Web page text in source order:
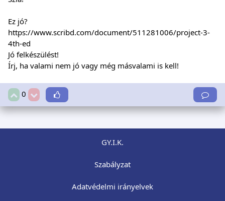
Ez jó?
https://www.scribd.com/document/511281006/project-3-
4th-ed
Jó felkészülést!
Írj, ha valami nem jó vagy még másvalami is kell!
0
GY.I.K.
Szabályzat
Adatvédelmi irányelvek